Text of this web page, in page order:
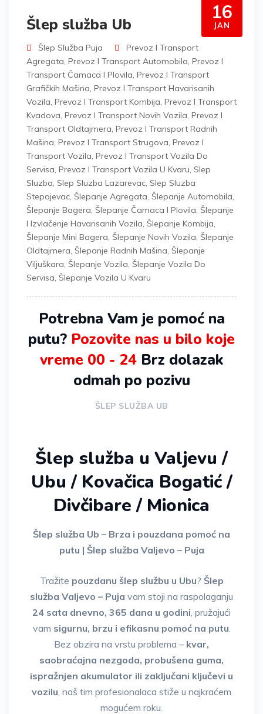
16
JAN
Šlep služba Ub
Šlep Služba Puja
Prevoz I Transport
Agregata, Prevoz I Transport Automobila, Prevoz I
Transport Čamaca I Plovila, Prevoz I Transport
Grafičkih Mašina, Prevoz I Transport Havarisanih
Vozila, Prevoz I Transport Kombija, Prevoz I Transport
Kvadova, Prevoz I Transport Novih Vozila, Prevoz I
Transport Oldtajmera, Prevoz I Transport Radnih
Mašina, Prevoz I Transport Strugova, Prevoz I
Transport Vozila, Prevoz I Transport Vozila Do
Servisa, Prevoz I Transport Vozila U Kvaru, Slep
Sluzba, Slep Sluzba Lazarevac, Slep Sluzba
Stepojevac, Šlepanje Agregata, Šlepanje Automobila,
Šlepanje Bagera, Šlepanje Čamaca I Plovila, Šlepanje
I Izvlačenje Havarisanih Vozila, Šlepanje Kombija,
Šlepanje Mini Bagera, Šlepanje Novih Vozila, Šlepanje
Oldtajmera, Šlepanje Radnih Mašina, Šlepanje
Viljuškara, Šlepanje Vozila, Šlepanje Vozila Do
Servisa, Šlepanje Vozila U Kvaru
Potrebna Vam je pomoć na
putu? Pozovite nas u bilo koje
vreme 00 - 24Brz dolazak
odmah po pozivu
ŠLEP SLUŽBA UB
Šlep služba u Valjevu /
Ubu / Kovačica Bogatić /
Divčibare / Mionica
Šlep služba Ub – Brza i pouzdana pomoć na
putu | Šlep služba Valjevo – Puja
Tražite pouzdanu šlep službu u Ubu? Šlep
služba Valjevo – Puja vam stoji na raspolaganju
24 sata dnevno, 365 dana u godini, pružajući
vam sigurnu, brzu i efikasnu pomoć na putu.
Bez obzira na vrstu problema – kvar,
saobraćajna nezgoda, probušena guma,
ispražnjen akumulator ili zaključani ključevi u
vozilu, naš tim profesionalaca stiže u najkraćem
mogućem roku.